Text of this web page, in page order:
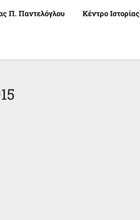
Π. Παντελόγλου Κέντρο Ιστορίας